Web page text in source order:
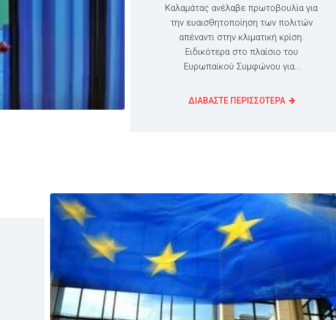
Καλαμάτας ανέλαβε πρωτοβουλία για
την ευαισθητοποίηση των πολιτών
απέναντι στην κλιματική κρίση.
Ειδικότερα στο πλαίσιο του
Ευρωπαϊκού Συμφώνου για...
ΔΙΑΒΑΣΤΕ ΠΕΡΙΣΣΟΤΕΡΑ